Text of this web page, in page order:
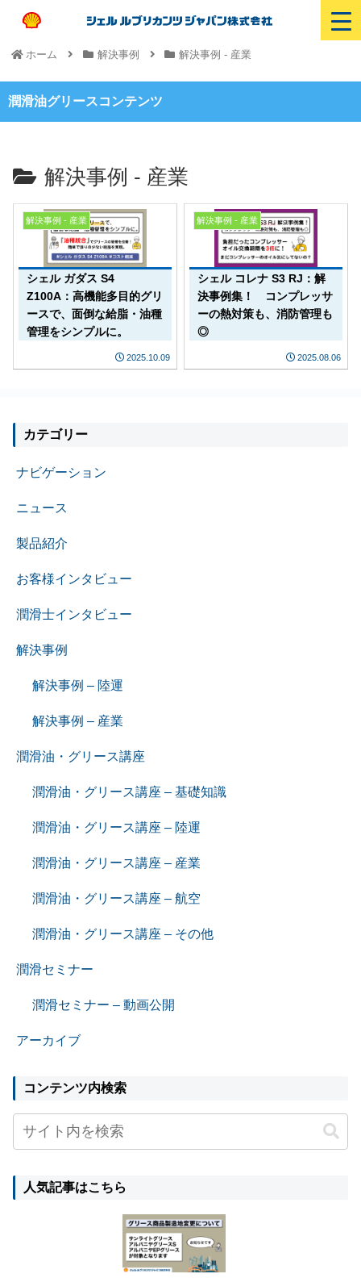
ホーム 解決事例 解決事例 - 産業
潤滑油グリースコンテンツ
解決事例 - 産業
解決事例 - 産業
シェル ガダス S4
Z100A：高機能多目的グリ
ースで、面倒な給脂・油種
管理をシンプルに。
2025.10.09
解決事例 - 産業
シェル コレナ S3 RJ：解
決事例集！ コンプレッサ
ーの熱対策も、消防管理も
◎
2025.08.06
カテゴリー
ナビゲーション
ニュース
製品紹介
お客様インタビュー
潤滑士インタビュー
解決事例
解決事例 – 陸運
解決事例 – 産業
潤滑油・グリース講座
潤滑油・グリース講座 – 基礎知識
潤滑油・グリース講座 – 陸運
潤滑油・グリース講座 – 産業
潤滑油・グリース講座 – 航空
潤滑油・グリース講座 – その他
潤滑セミナー
潤滑セミナー – 動画公開
アーカイブ
コンテンツ内検索
人気記事はこちら